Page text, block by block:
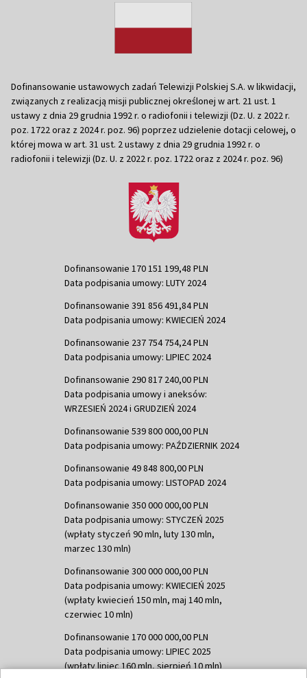
Dofinansowanie ustawowych zadań Telewizji Polskiej S.A. w likwidacji,
związanych z realizacją misji publicznej określonej w art. 21 ust. 1
ustawy z dnia 29 grudnia 1992 r. o radiofonii i telewizji (Dz. U. z 2022 r.
poz. 1722 oraz z 2024 r. poz. 96) poprzez udzielenie dotacji celowej, o
której mowa w art. 31 ust. 2 ustawy z dnia 29 grudnia 1992 r. o
radiofonii i telewizji (Dz. U. z 2022 r. poz. 1722 oraz z 2024 r. poz. 96)
Dofinansowanie 170 151 199,48 PLN
Data podpisania umowy: LUTY 2024
Dofinansowanie 391 856 491,84 PLN
Data podpisania umowy: KWIECIEŃ 2024
Dofinansowanie 237 754 754,24 PLN
Data podpisania umowy: LIPIEC 2024
Dofinansowanie 290 817 240,00 PLN
Data podpisania umowy i aneksów:
WRZESIEŃ 2024 i GRUDZIEŃ 2024
Dofinansowanie 539 800 000,00 PLN
Data podpisania umowy: PAŹDZIERNIK 2024
Dofinansowanie 49 848 800,00 PLN
Data podpisania umowy: LISTOPAD 2024
Dofinansowanie 350 000 000,00 PLN
Data podpisania umowy: STYCZEŃ 2025
(wpłaty styczeń 90 mln, luty 130 mln,
marzec 130 mln)
Dofinansowanie 300 000 000,00 PLN
Data podpisania umowy: KWIECIEŃ 2025
(wpłaty kwiecień 150 mln, maj 140 mln,
czerwiec 10 mln)
Dofinansowanie 170 000 000,00 PLN
Data podpisania umowy: LIPIEC 2025
(wpłaty lipiec 160 mln, sierpień 10 mln)